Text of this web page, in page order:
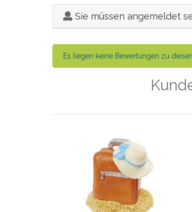
Sie müssen angemeldet
Es liegen keine Bewertungen zu